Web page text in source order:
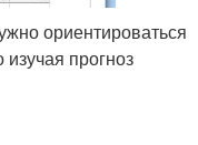
ориентироваться
прогноз